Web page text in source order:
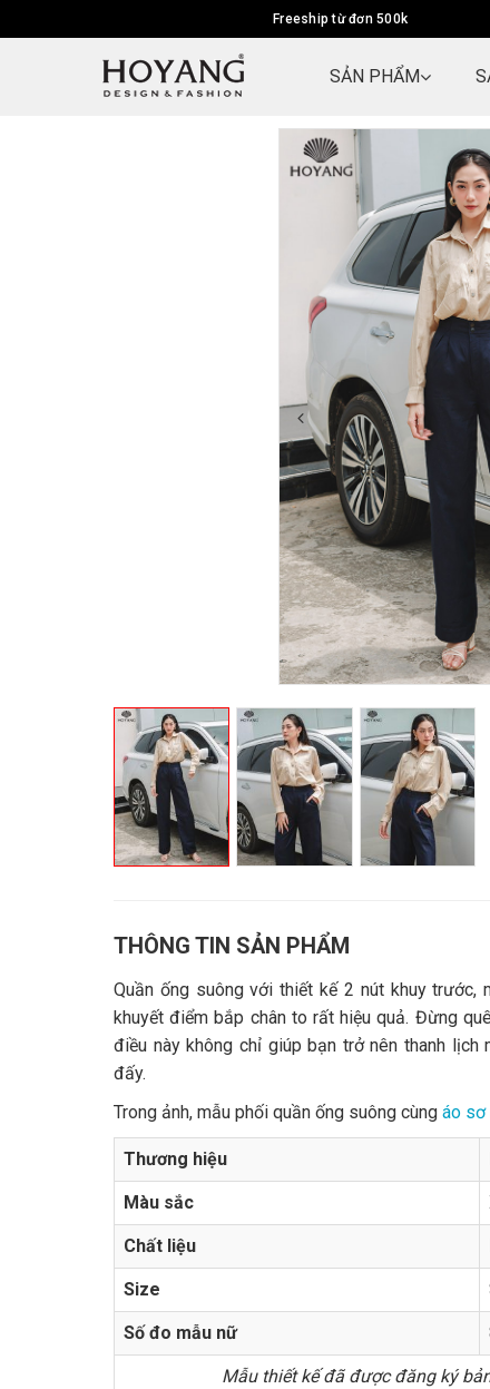
Freeship từ đơn 500k
SẢN PHẨM
THÔNG TIN SẢN PHẨM
Quần ống suông với thiết kế 2 nút khuy
khuyết điểm bắp chân to rất hiệu quả. Đừng
điều này không chỉ giúp bạn trở nên thanh
đấy.
Trong ảnh, mẫu phối quần ống suông cùng áo sơ
Thương hiệu
Màu sắc
Chất liệu
Size
Số đo mẫu nữ
Mẫu thiết kế đã được đăng ký